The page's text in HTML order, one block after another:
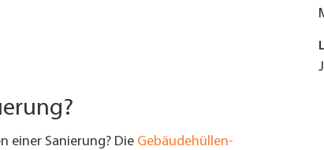
einer Sanierung? Die Gebäudehüllen-